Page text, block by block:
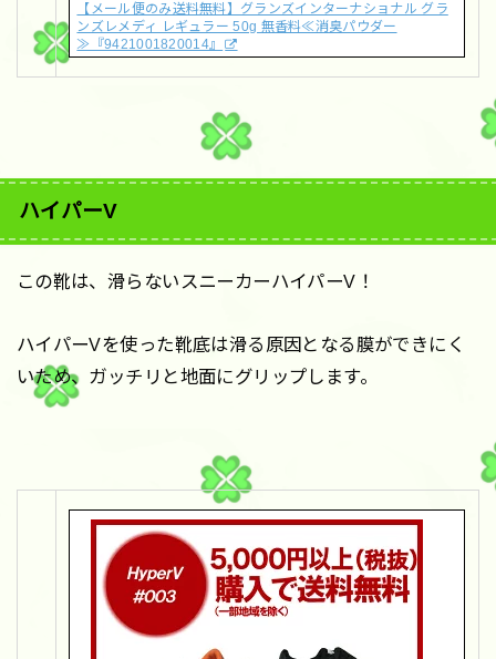
【メール便のみ送料無料】グランズインターナショナル グラ
ンズレメディ レギュラー 50g 無香料≪消臭パウダー
≫『9421001820014』
ハイパーV
この靴は、滑らないスニーカーハイパーV！
ハイパーVを使った靴底は滑る原因となる膜ができにく
いため、ガッチリと地面にグリップします。